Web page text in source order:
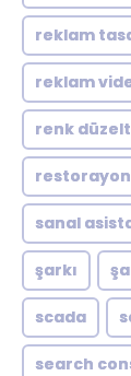
reklam
reklam
renk
restorayon
sanal
şarkı
scada
search